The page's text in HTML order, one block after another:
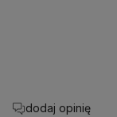
dodaj opinię